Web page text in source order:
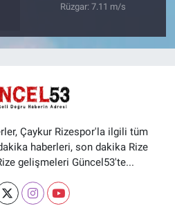
Rüzgar: 7.11 m/s
Çaykur Rizespor'la ilgili tüm
haberleri, son dakika Rize
gelişmeleri Güncel53'te...